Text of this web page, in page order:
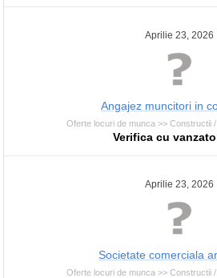
Aprilie 23, 2026
Angajez muncitori in
Oferte locuri de munca >> Constructii
Verifica cu
Aprilie 23, 2026
Societate comerciala
Oferte locuri de munca >> Constructii